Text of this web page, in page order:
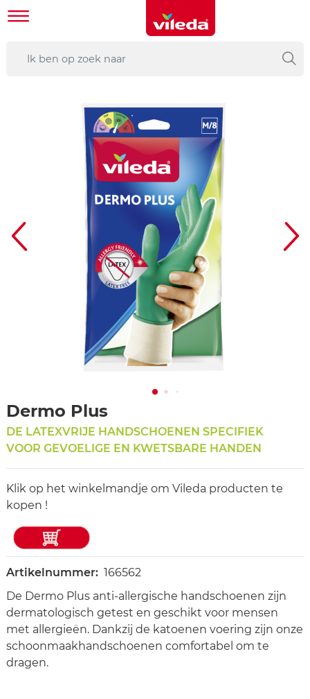
Dermo Plus
DE LATEXVRIJE HANDSCHOENEN SPECIFIEK
VOOR GEVOELIGE EN KWETSBARE HANDEN
Klik op het winkelmandje om Vileda producten te
kopen !
Artikelnummer: 166562
De Dermo Plus anti-allergische handschoenen zijn
dermatologisch getest en geschikt voor mensen
met allergieën. Dankzij de katoenen voering zijn onze
schoonmaakhandschoenen comfortabel om te
dragen.